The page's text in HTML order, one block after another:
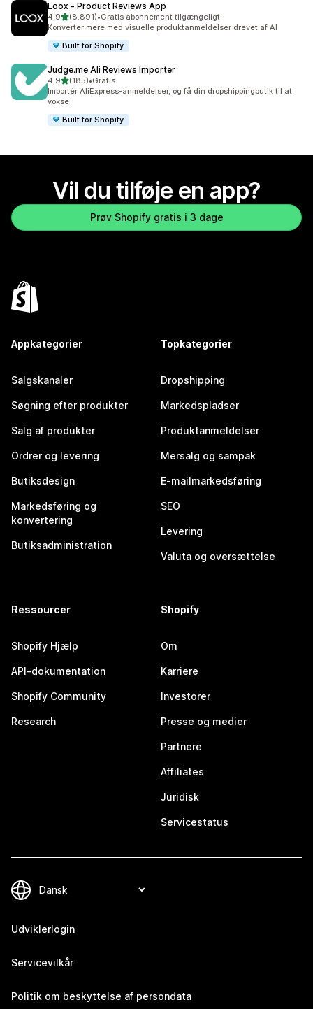
Loox ‑ Product Reviews App
4,9ud af 5 stjerner
(8.891)
8891 anmeldelser i alt
•Gratis abonnement tilgængeligt
Konverter mere med visuelle produktanmeldelser drevet af AI
Built for Shopify
Judge.me Ali Reviews Importer
4,9ud af 5 stjerner
(185)
185 anmeldelser i alt
•Gratis
Importér AliExpress-anmeldelser, og få din dropshippingbutik til at
vokse
Built for Shopify
Vil du tilføje en app?
Prøv Shopify gratis i 3 dage
Appkategorier
Salgskanaler
Søgning efter produkter
Salg af produkter
Ordrer og levering
Butiksdesign
Markedsføring og
konvertering
Butiksadministration
Topkategorier
Dropshipping
Markedspladser
Produktanmeldelser
Mersalg og sampak
E-mailmarkedsføring
SEO
Levering
Valuta og oversættelse
Ressourcer
Shopify Hjælp
API-dokumentation
Shopify Community
Research
Shopify
Om
Karriere
Investorer
Presse og medier
Partnere
Affiliates
Juridisk
Servicestatus
Udviklerlogin
Servicevilkår
Politik om beskyttelse af persondata